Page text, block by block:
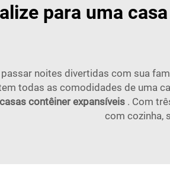
para uma
noites divertidas com sua
todas as comodidades de uma
casas contêiner expansíveis . Com
com cozinha,